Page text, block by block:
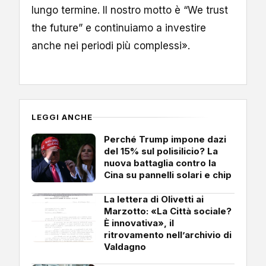
lungo termine. Il nostro motto è “We trust
the future” e continuiamo a investire
anche nei periodi più complessi».
LEGGI ANCHE
Perché Trump impone dazi
del 15% sul polisilicio? La
nuova battaglia contro la
Cina su pannelli solari e chip
La lettera di Olivetti ai
Marzotto: «La Città sociale?
È innovativa», il
ritrovamento nell’archivio di
Valdagno